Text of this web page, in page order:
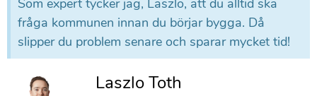
Som expert tycker jag, Laszlo, att du alltid ska
fråga kommunen innan du börjar bygga. Då
slipper du problem senare och sparar mycket tid!
Laszlo Toth